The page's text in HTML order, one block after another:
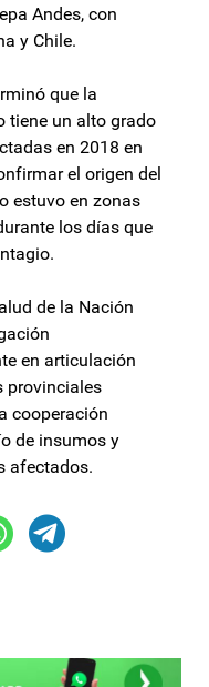
Andes, con
y Chile.
que la
tiene un alto grado
en 2018 en
el origen del
estuvo en zonas
los días que
de la Nación
en articulación
provinciales
cooperación
de insumos y
afectados.